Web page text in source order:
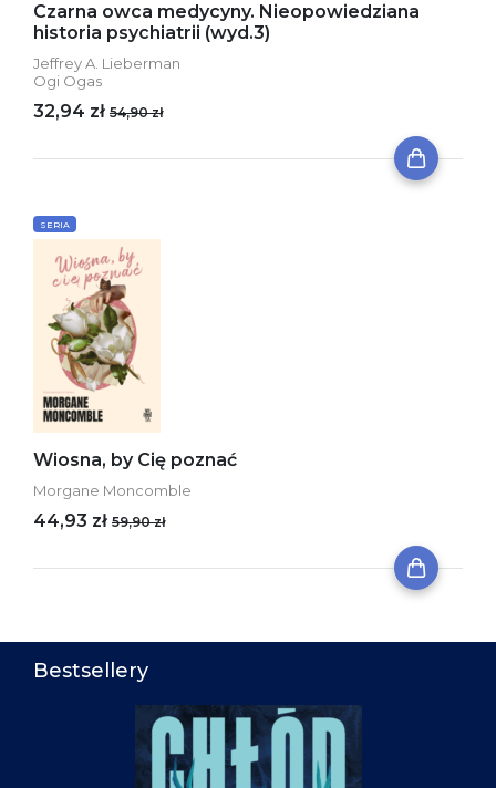
Czarna owca medycyny. Nieopowiedziana
historia psychiatrii (wyd.3)
Jeffrey A. Lieberman
Ogi Ogas
32,94 zł 54,90 zł
SERIA
Wiosna, by Cię poznać
Morgane Moncomble
44,93 zł 59,90 zł
Bestsellery